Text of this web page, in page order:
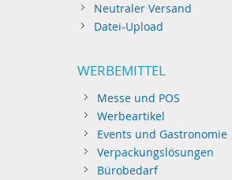
Neutraler Versand
Datei-Upload
WERBEMITTEL
Messe und POS
Werbeartikel
Events und Gastronomie
Verpackungslösungen
Bürobedarf